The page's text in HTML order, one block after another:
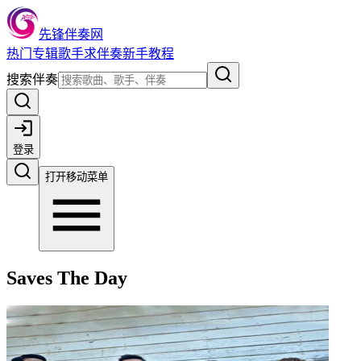
先锋伴奏网
热门 专辑歌手求伴奏新手教程
搜索伴奏
登录
打开移动菜单
Saves The Day